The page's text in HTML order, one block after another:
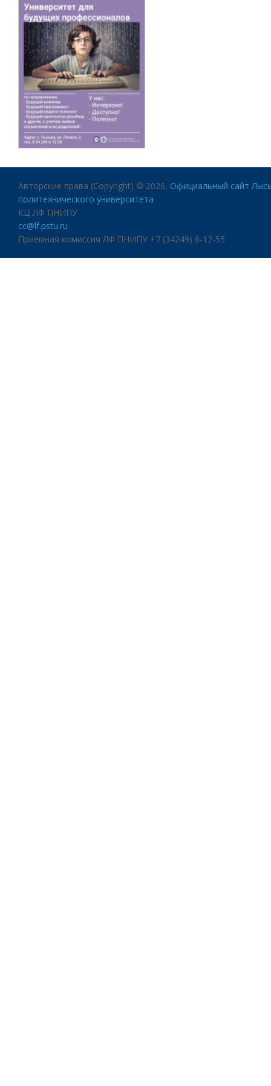
Авторские права (Copyright) © 2026, Официальный сайт
политехнического университета
КЦ ЛФ ПНИПУ
cc@lf.pstu.ru
Приемная комиссия ЛФ ПНИПУ +7 (34249) 6-12-55